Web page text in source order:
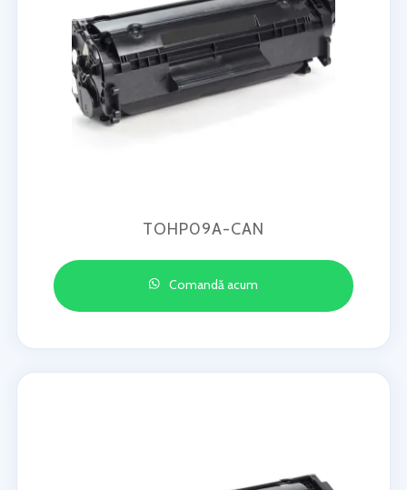
TOHP09A-CAN
Comandă acum